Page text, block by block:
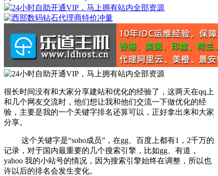
很长时间没有和大家分享建站和优化的经验了，这两天在qq上
和几个网友交流时，他们想让我和他们交流一下做优化的经
验，主要是我的一个关键字排名还算可以，正好拿出来和大家
分享。
这个关键字是“soho成员”，在gg、百度上都有1，2千万的
记录，对于国内最重要的几个搜索引擎，比如gg、有道，
yahoo 我的小站号的情况，因为搜索引擎始终在调整，所以也
许以后的排名会发生变化。